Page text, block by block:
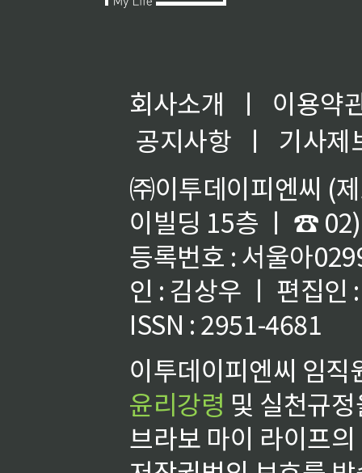
회사소개 ㅣ
이용약
공지사항
ㅣ
기사제
㈜이투데이피엔씨 (
이빌딩 15층 ㅣ ☎
등록번호 : 서울아
인 : 김상우 ㅣ 편집인
ISSN : 2951-4681
이투데이피엔씨 임
윤리강령 및 실천규
브라보 마이 라이프